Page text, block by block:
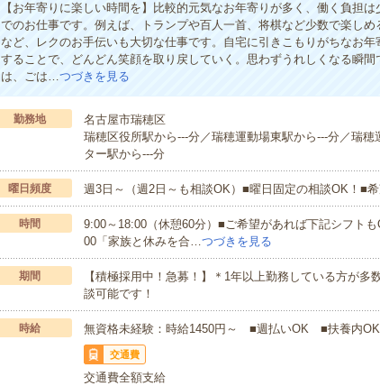
【お年寄りに楽しい時間を】比較的元気なお年寄りが多く、働く負担
でのお仕事です。例えば、トランプや百人一首、将棋など少数で楽し
など、レクのお手伝いも大切な仕事です。自宅に引きこもりがちなお
することで、どんどん笑顔を取り戻していく。思わずうれしくなる瞬
は、ごは…つづきを見る
勤務地
名古屋市瑞穂区
瑞穂区役所駅から---分／瑞穂運動場東駅から---分／瑞
ター駅から---分
曜日頻度 週3日～（週2日～も相談OK）■曜日固定の相談OK！■
時間
9:00～18:00（休憩60分）■ご希望があれば下記シフト
00「家族と休みを合…つづきを見る
期間
【積極採用中！急募！】＊1年以上勤務している方が
談可能です！
時給 無資格未経験：時給1450円～ ■週払いOK ■扶養内
交通費
交通費全額支給